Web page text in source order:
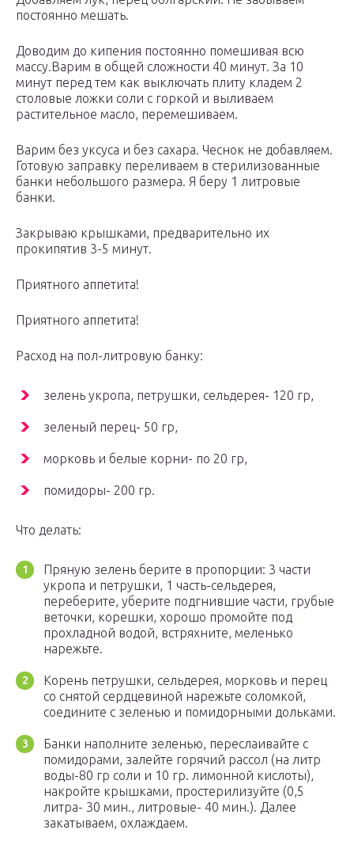
постоянно мешать.
Доводим до кипения постоянно помешивая всю
массу.Варим в общей сложности 40 минут. За 10
минут перед тем как выключать плиту кладем 2
столовые ложки соли с горкой и выливаем
растительное масло, перемешиваем.
Варим без уксуса и без сахара. Чеснок не добавляем.
Готовую заправку переливаем в стерилизованные
банки небольшого размера. Я беру 1 литровые
банки.
Закрываю крышками, предварительно их
прокипятив 3-5 минут.
Приятного аппетита!
Приятного аппетита!
Расход на пол-литровую банку:
зелень укропа, петрушки, сельдерея- 120 гр,
зеленый перец- 50 гр,
морковь и белые корни- по 20 гр,
помидоры- 200 гр.
Что делать:
Пряную зелень берите в пропорции: 3 части
укропа и петрушки, 1 часть-сельдерея,
переберите, уберите подгнившие части, грубые
веточки, корешки, хорошо промойте под
прохладной водой, встряхните, меленько
нарежьте.
Корень петрушки, сельдерея, морковь и перец
со снятой сердцевиной нарежьте соломкой,
соедините с зеленью и помидорными дольками.
Банки наполните зеленью, переслаивайте с
помидорами, залейте горячий рассол (на литр
воды-80 гр соли и 10 гр. лимонной кислоты),
накройте крышками, простерилизуйте (0,5
литра- 30 мин., литровые- 40 мин.). Далее
закатываем, охлаждаем.